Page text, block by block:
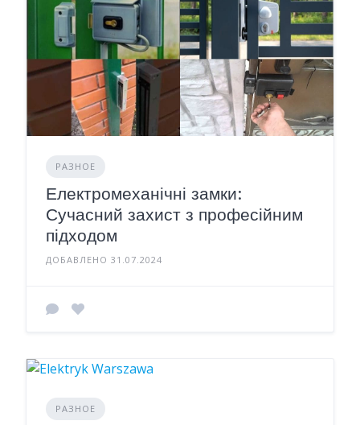
РАЗНОЕ
Електромеханічні замки:
Сучасний захист з професійним
підходом
ДОБАВЛЕНО 31.07.2024
РАЗНОЕ